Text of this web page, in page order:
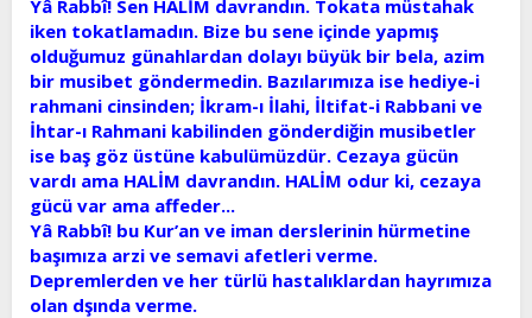
Yâ Rabbî! Sen HALİM davrandın. Tokata müstahak
iken tokatlamadın. Bize bu sene içinde yapmış
olduğumuz günahlardan dolayı büyük bir bela, azim
bir musibet göndermedin. Bazılarımıza ise hediye-i
rahmani cinsinden; İkram-ı İlahi, İltifat-i Rabbani ve
İhtar-ı Rahmani kabilinden gönderdiğin musibetler
ise baş göz üstüne kabulümüzdür. Cezaya gücün
vardı ama HALİM davrandın. HALİM odur ki, cezaya
gücü var ama affeder...
Yâ Rabbî! bu Kur’an ve iman derslerinin hürmetine
başımıza arzi ve semavi afetleri verme.
Depremlerden ve her türlü hastalıklardan hayrımıza
olan dşında verme.